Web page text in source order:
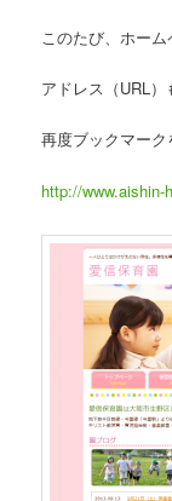
このたび、ホーム
アドレス（URL）
再度ブックマーク
http://www.aishin-